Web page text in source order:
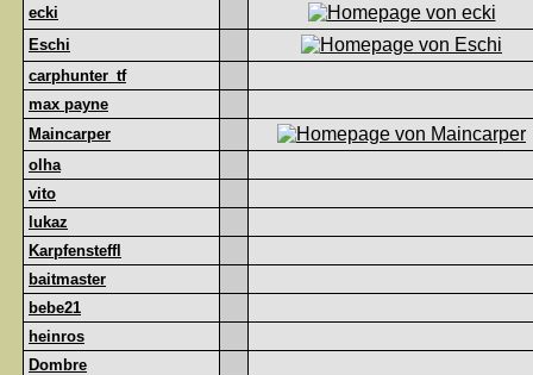
ecki
Eschi
carphunter_tf
max payne
Maincarper
olha
vito
lukaz
Karpfensteffl
baitmaster
bebe21
heinros
Dombre